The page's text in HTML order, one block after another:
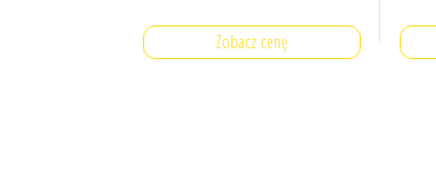
Zobacz cenę